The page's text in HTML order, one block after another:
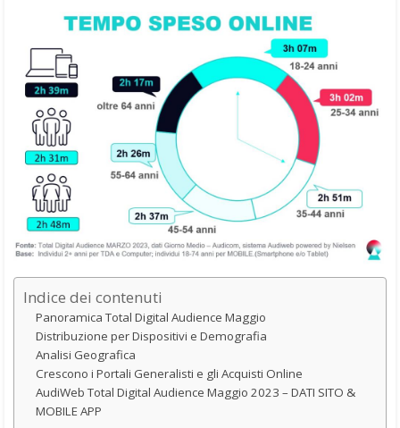
Indice dei contenuti
Panoramica Total Digital Audience Maggio
Distribuzione per Dispositivi e Demografia
Analisi Geografica
Crescono i Portali Generalisti e gli Acquisti Online
AudiWeb Total Digital Audience Maggio 2023 – DATI SITO &
MOBILE APP